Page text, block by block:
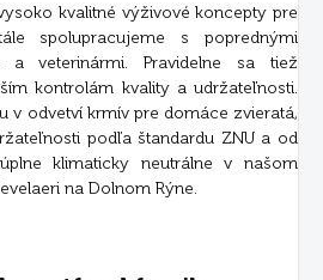
kvalitné výživové koncepty pre
spolupracujeme s poprednými
a veterinármi. Pravidelne sa tiež
kontrolám kvality a udržateľnosti.
v odvetví krmív pre domáce zvieratá,
podľa štandardu ZNU a od
klimaticky neutrálne v našom
na Dolnom Rýne.